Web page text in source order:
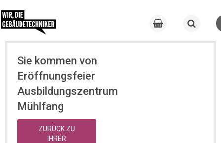
Sie kommen von
Eröffnungsfeier
Ausbildungszentrum
Mühlfang
ZURÜCK ZU
IHRER